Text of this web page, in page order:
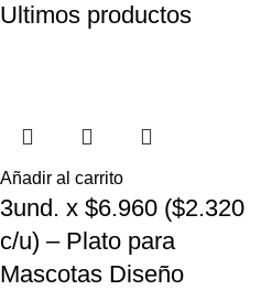
Ultimos productos
Añadir al carrito
3und. x $6.960 ($2.320
c/u) – Plato para
Mascotas Diseño